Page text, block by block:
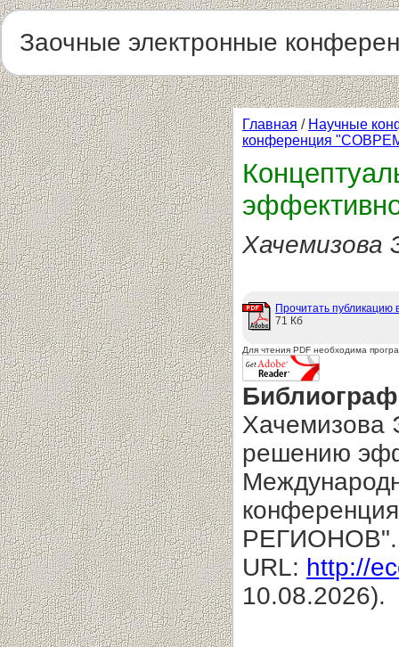
Заочные электронные
Главная / Научные
конференция
Хачемизова
Прочитать публикацию
71 Кб
Для чтения PDF необходима
Хачемизова
решению
РЕГИОНОВ".
URL: http://
10.08.2026).